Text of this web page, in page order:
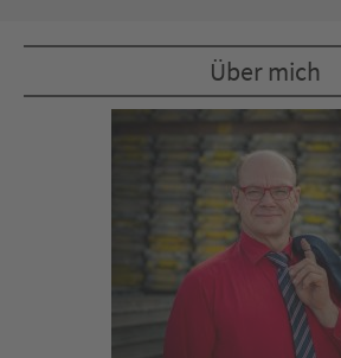
Über mich